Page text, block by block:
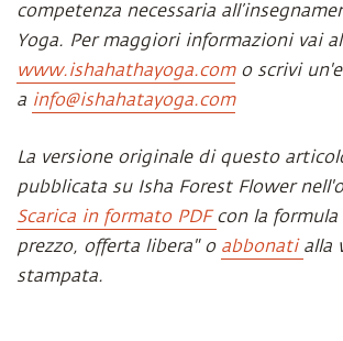
competenza necessaria
Yoga. Per maggiori informazioni vai
www.ishahathayoga.como scrivi
a info@ishahatayoga.com
La versione originale di questo
pubblicata su Isha Forest Flower
Scarica in formato PDFcon la formula
prezzo, offerta libera" o abbonati alla
stampata.